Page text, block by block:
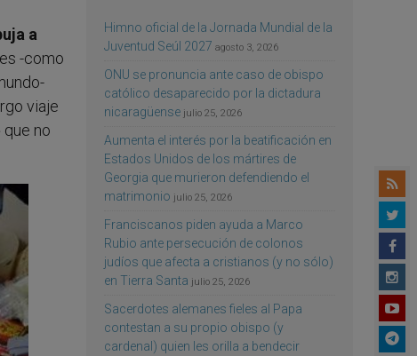
a
-como
viaje
no
Himno oficial de la Jornada Mundial de la
Juventud Seúl 2027 agosto 3, 2026
ONU se pronuncia ante caso de obispo
católico desaparecido por la dictadura
nicaragüense julio 25, 2026
Aumenta el interés por la beatificación en
Estados Unidos de los mártires de
Georgia que murieron defendiendo el
matrimonio julio 25, 2026
Franciscanos piden ayuda a Marco
Rubio ante persecución de colonos
judíos que afecta a cristianos (y no sólo)
en Tierra Santa julio 25, 2026
Sacerdotes alemanes fieles al Papa
contestan a su propio obispo (y
cardenal) quien les orilla a bendecir